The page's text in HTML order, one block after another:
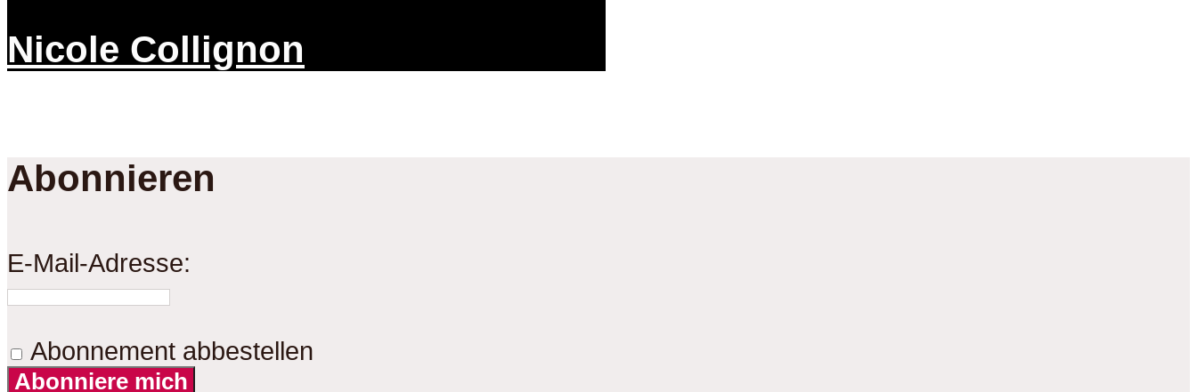
Nicole Collignon
Abonnieren
E-Mail-Adresse:
Abonnement abbestellen
Abonniere mich